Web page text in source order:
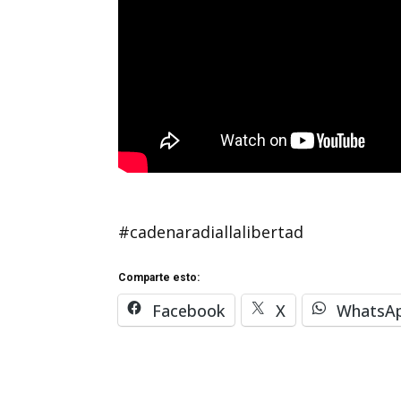
#cadenaradiallalibertad
Comparte esto:
Facebook X